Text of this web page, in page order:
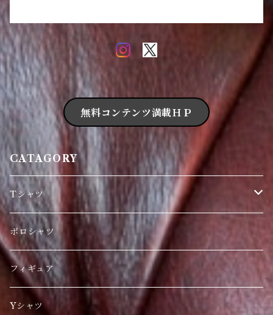
無料コンテンツ満載ＨＰ
CATAGORY
Tシャツ
日本限定
刺繍
海外人気商品
ポロシャツ
フィギュア
Yシャツ